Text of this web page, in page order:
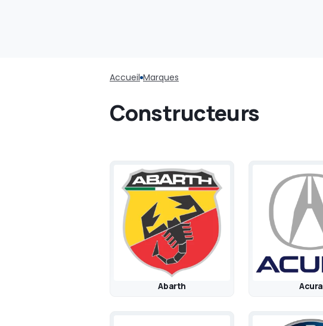
Accueil Marques
Constructeurs
Abarth Acura